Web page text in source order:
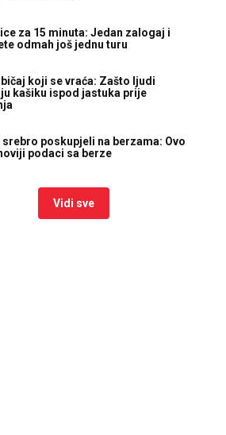
za 15 minuta: Jedan zalogaj i
odmah još jednu turu
koji se vraća: Zašto ljudi
kašiku ispod jastuka prije
poskupjeli na berzama: Ovo
podaci sa berze
Vidi sve